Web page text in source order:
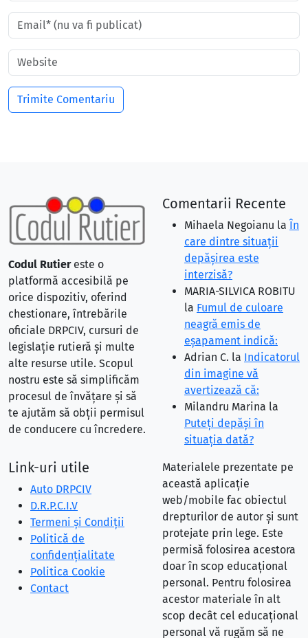
Codul Rutiereste o
platformă accesibilă pe
orice dispozitiv, oferind
chestionare, întrebările
oficiale DRPCIV, cursuri de
legislație rutieră și multe
alte resurse utile. Scopul
nostru este să simplificăm
procesul de învățare și să
te ajutăm să obții permisul
de conducere cu încredere.
Comentarii Recente
Mihaela Negoianu la În
care dintre situaţii
depăşirea este
interzisă?
MARIA-SILVICA ROBITU
la Fumul de culoare
neagră emis de
eşapament indică:
Adrian C. la Indicatorul
din imagine vă
avertizează că:
Milandru Marina la
Puteţi depăşi în
situaţia dată?
Link-uri utile
Auto DRPCIV
D.R.P.C.I.V
Termeni și Condiții
Politică de
confidențialitate
Politica Cookie
Contact
Materialele prezentate pe
această aplicație
web/mobile fac obiectul
drepturilor de autor și sunt
protejate prin lege. Este
permisă folosirea acestora
doar în scop educațional
personal. Pentru folosirea
acestor materiale în alt
scop decât cel educațional
personal vă rugăm să ne